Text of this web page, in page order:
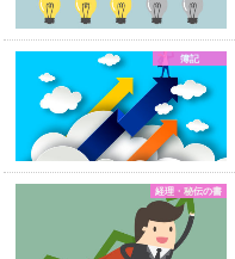
簿記
経理・秘伝の書